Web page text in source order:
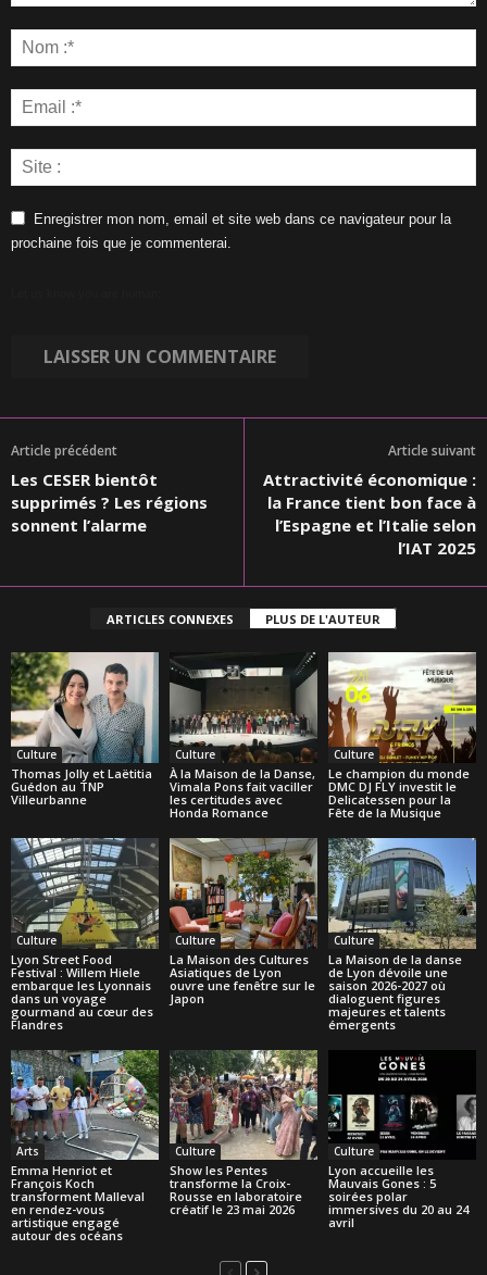
Enregistrer mon nom, email et site web dans ce navigateur pour la
prochaine fois que je commenterai.
Article précédent
Les CESER bientôt
supprimés ? Les régions
sonnent l’alarme
Article suivant
Attractivité économique :
la France tient bon face à
l’Espagne et l’Italie selon
l’IAT 2025
ARTICLES CONNEXES PLUS DE L'AUTEUR
Culture
Thomas Jolly et Laëtitia
Guédon au TNP
Villeurbanne
Culture
À la Maison de la Danse,
Vimala Pons fait vaciller
les certitudes avec
Honda Romance
Culture
Le champion du monde
DMC DJ FLY investit le
Delicatessen pour la
Fête de la Musique
Culture
Lyon Street Food
Festival : Willem Hiele
embarque les Lyonnais
dans un voyage
gourmand au cœur des
Flandres
Culture
La Maison des Cultures
Asiatiques de Lyon
ouvre une fenêtre sur le
Japon
Culture
La Maison de la danse
de Lyon dévoile une
saison 2026-2027 où
dialoguent figures
majeures et talents
émergents
Arts
Emma Henriot et
François Koch
transforment Malleval
en rendez-vous
artistique engagé
autour des océans
Culture
Show les Pentes
transforme la Croix-
Rousse en laboratoire
créatif le 23 mai 2026
Culture
Lyon accueille les
Mauvais Gones : 5
soirées polar
immersives du 20 au 24
avril